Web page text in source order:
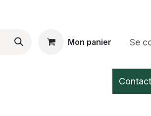
Mon panier Se